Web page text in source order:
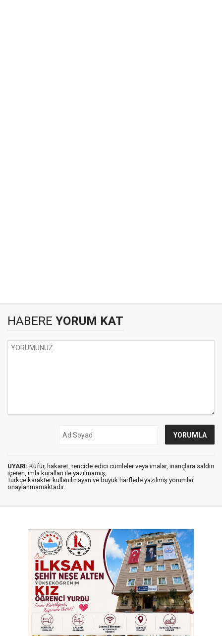
HABERE YORUM KAT
UYARI: Küfür, hakaret, rencide edici cümleler veya imalar, inançlara saldırı
içeren, imla kuralları ile yazılmamış,
Türkçe karakter kullanılmayan ve büyük harflerle yazılmış yorumlar
onaylanmamaktadır.